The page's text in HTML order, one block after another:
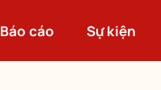
Báo cáo Sự kiện